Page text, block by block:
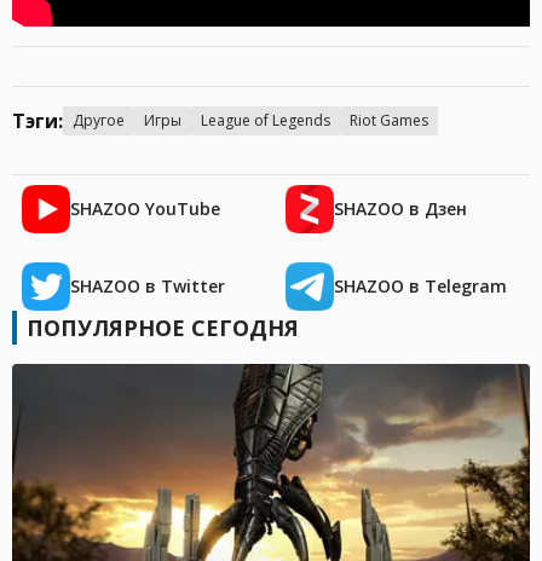
Тэги: Другое Игры League of Legends Riot Games
SHAZOO YouTube SHAZOO в Дзен
SHAZOO в Twitter SHAZOO в Telegram
ПОПУЛЯРНОЕ СЕГОДНЯ